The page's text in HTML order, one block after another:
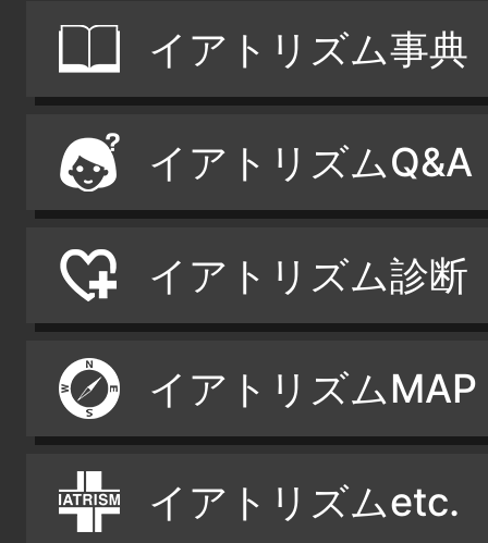
イアトリズム事典
イアトリズムQ&A
イアトリズム診断
イアトリズムMAP
イアトリズムetc.